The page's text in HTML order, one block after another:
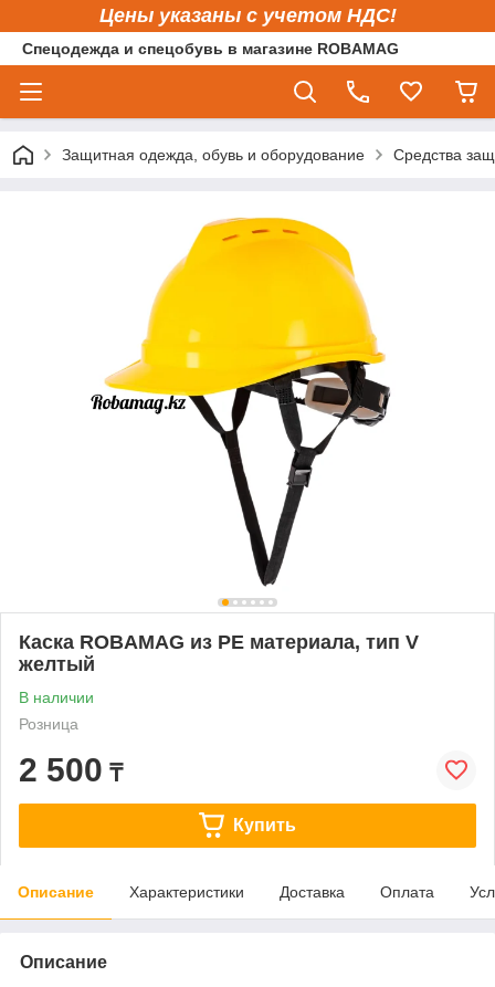
Цены указаны с учетом НДС!
Спецодежда и спецобувь в магазине ROBAMAG
Защитная одежда, обувь и оборудование Средства
Каска ROBAMAG из РЕ материала, тип V
желтый
В наличии
Розница
2 500 ₸
Купить
Описание Характеристики Доставка Оплата
Описание